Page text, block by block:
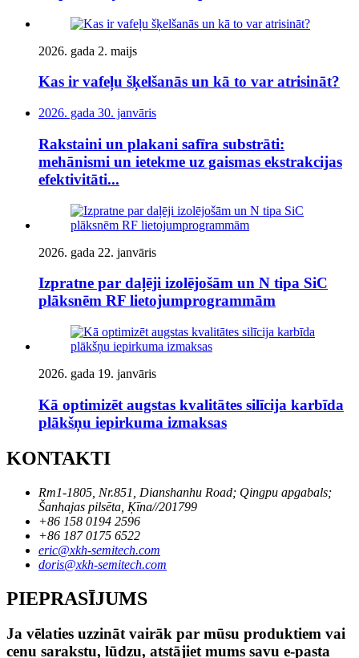
2026. gada 2. maijs
Kas ir vafeļu šķelšanās un kā to var atrisināt?
2026. gada 30. janvāris
Rakstaini un plakani safīra substrāti:
mehānismi un ietekme uz gaismas ekstrakcijas
efektivitāti...
2026. gada 22. janvāris
Izpratne par daļēji izolējošām un N tipa SiC
plāksnēm RF lietojumprogrammām
2026. gada 19. janvāris
Kā optimizēt augstas kvalitātes silīcija karbīda
plākšņu iepirkuma izmaksas
KONTAKTI
Rm1-1805, Nr.851, Dianshanhu Road; Qingpu apgabals;
Šanhajas pilsēta, Ķīna//201799
+86 158 0194 2596
+86 187 0175 6522
eric@xkh-semitech.com
doris@xkh-semitech.com
PIEPRASĪJUMS
Ja vēlaties uzzināt vairāk par mūsu produktiem vai
cenu sarakstu, lūdzu, atstājiet mums savu e-pasta